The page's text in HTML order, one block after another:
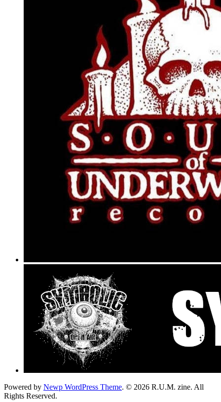
Powered by Newp WordPress Theme. © 2026 R.U.M. zine. All
Rights Reserved.